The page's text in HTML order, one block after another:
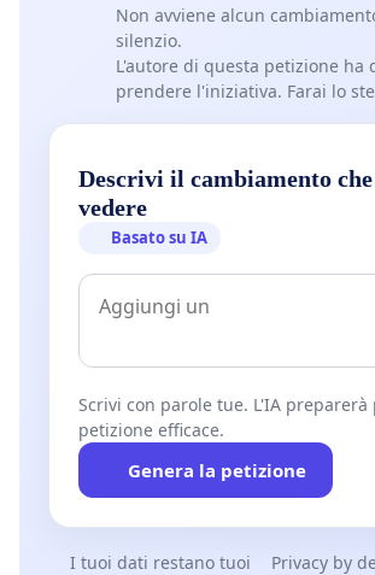
Non avviene alcun
silenzio.
L'autore di questa petizione ha
prendere l'iniziativa. Farai lo
Descrivi il cambiamento
vedere
Basato su IA
Scrivi con parole tue. L'IA preparerà
petizione efficace.
Genera la petizione
I tuoi dati restano tuoi Privacy by